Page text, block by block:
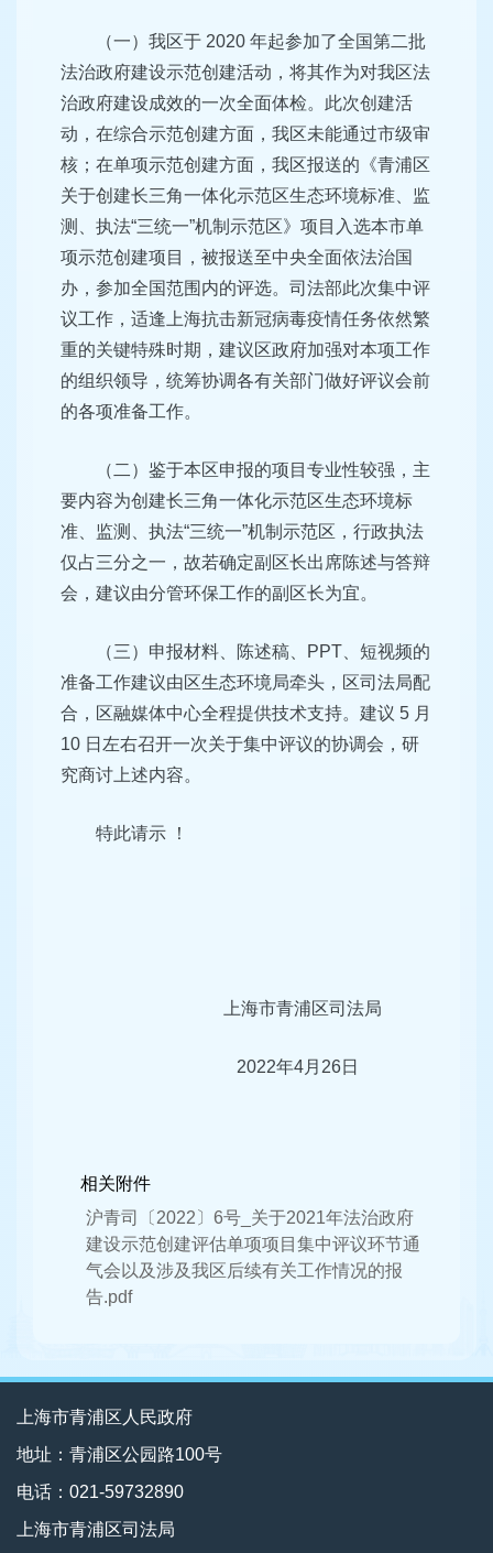
（一）我区于 2020 年起参加了全国第二批
法治政府建设示范创建活动，将其作为对我区法
治政府建设成效的一次全面体检。此次创建活
动，在综合示范创建方面，我区未能通过市级审
核；在单项示范创建方面，我区报送的《青浦区
关于创建长三角一体化示范区生态环境标准、监
测、执法“三统一”机制示范区》 项目入选本市单
项示范创建项目，被报送至中央全面依法治国
办，参加全国范围内的评选。司法部此次集中评
议工作，适逢上海抗击新冠病毒疫情任务依然繁
重的关键特殊时期，建议区政府加强对本项工作
的组织领导，统筹协调各有关部门做好评议会前
的各项准备工作。
（二）鉴于本区申报的项目专业性较强，主
要内容为创建长三角一体化示范区生态环境标
准、监测、执法“三统一”机制示范区，行政执法
仅占三分之一，故若确定副区长出席陈述与答辩
会，建议由分管环保工作的副区长为宜。
（三）申报材料、陈述稿、PPT、短视频的
准备工作建议由区生态环境局牵头，区司法局配
合，区融媒体中心全程提供技术支持。建议 5 月
10 日左右召开一次关于集中评议的协调会，研
究商讨上述内容。
特此请示 ！
上海市青浦区司法局
2022年4月26日
相关附件
沪青司〔2022〕6号_关于2021年法治政府
建设示范创建评估单项项目集中评议环节通
气会以及涉及我区后续有关工作情况的报
告.pdf
上海市青浦区人民政府
地址：青浦区公园路100号
电话：021-59732890
上海市青浦区司法局